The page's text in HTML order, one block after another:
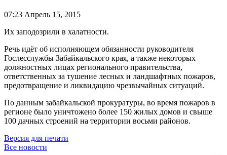
07:23 Апрель 15, 2015
Их заподозрили в халатности.
Речь идёт об исполняющем обязанности руководителя
Гослесслужбы Забайкальского края, а также некоторых
должностных лицах регионального правительства,
ответственных за тушение лесных и ландшафтных пожаров,
предотвращение и ликвидацию чрезвычайных ситуаций.
По данным забайкальской прокуратуры, во время пожаров в
регионе было уничтожено более 150 жилых домов и свыше
100 дачных строений на территории восьми районов.
Версия для печати
Все новости